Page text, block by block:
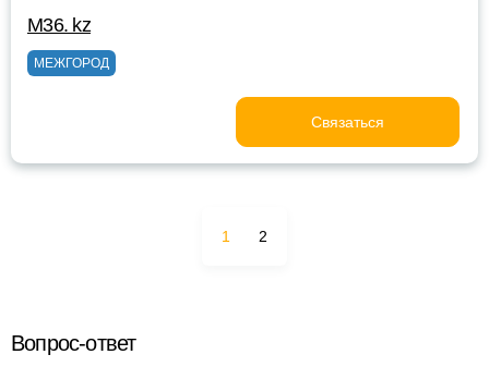
M36. kz
МЕЖГОРОД
Связаться
1 2
Вопрос-ответ